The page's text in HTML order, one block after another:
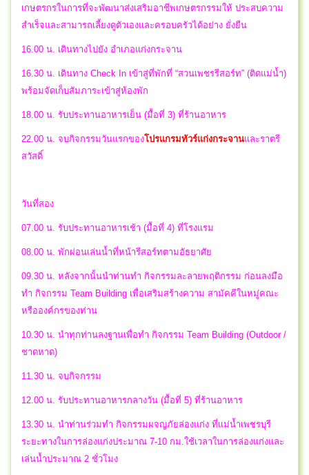
เกษตรกรในการที่จะพัฒนาส่งเสริมอาชีพเกษตรกรรมให้ ประสบความ
สำเร็จและสามารถเลี้ยงดูตัวเองและครอบครัวได้อย่าง ยั่งยืน
16.00 น. เดินทางไปยัง อำเภอแก่งกระจาน
16.30 น. เดินทาง Check In เข้าสู่ที่พักที่ “สวนเพชรรีสอร์ท” (ติดแม่น้ำ)
พร้อมจัดเก็บสัมภาระเข้าสู่ห้องพัก
18.00 น. รับประทานอาหารเย็น (มื้อที่ 3) ที่ร้านอาหาร
22.00 น. จบกิจกรรมวันแรกของโปรแกรมทัวร์แก่งกระจานและราตรี
สวัสดิ์
วันที่สอง
07.00 น. รับประทานอาหารเช้า (มื้อที่ 4) ที่โรงแรม
08.00 น. พักผ่อนเล่นน้ำที่หน้ารีสอร์ทตามอัธยาศัย
09.30 น. หลังจากนั้นนำท่านทำ กิจกรรมละลายพฤติกรรม ก่อนลงมือ
ทำ กิจกรรม Team Building เพื่อเสริมสร้างความ สามัคคีในหมู่คณะ
หรือองค์กรของท่าน
10.30 น. นำทุกท่านลงฐานเพื่อทำ กิจกรรม Team Building (Outdoor /
ชาดหาด)
11.30 น. จบกิจกรรม
12.00 น. รับประทานอาหารกลางวัน (มื้อที่ 5) ที่ร้านอาหาร
13.30 น. นำท่านร่วมทำ กิจกรรมผจญภัยล่องแก่ง ที่แม่น้ำเพชรบุรี
ระยะทางในการล่องแก่งประมาณ 7-10 กม.ใช้เวลาในการล่องแก่งและ
เล่นน้ำประมาณ 2 ชั่วโมง